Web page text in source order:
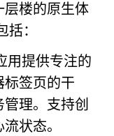
层楼的原生体
：
用提供专注的
标签页的干
理。支持创
状态。